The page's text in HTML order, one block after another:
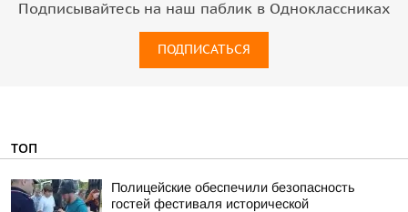
Подписывайтесь на наш паблик в Одноклассниках
ПОДПИСАТЬСЯ
ТОП
Полицейские обеспечили безопасность
гостей фестиваля исторической